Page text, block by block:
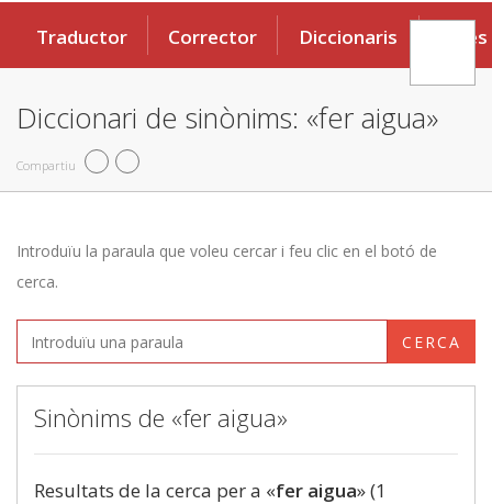
Traductor Corrector Diccionaris Eines
Diccionari de sinònims: «fer aigua»
Compartiu
Introduïu la paraula que voleu cercar i feu clic en el botó de
cerca.
CERCA
Sinònims de «fer aigua»
Resultats de la cerca per a «fer aigua» (1